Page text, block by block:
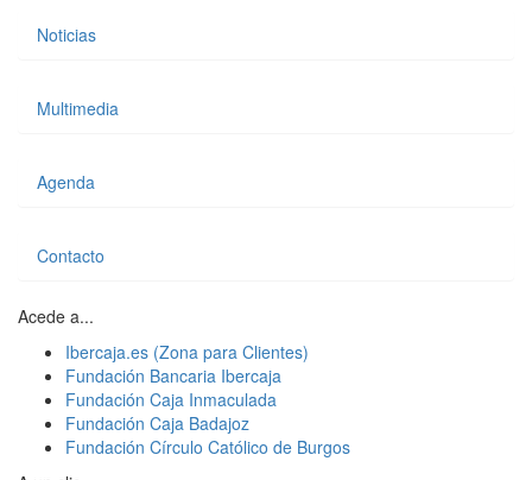
Noticias
Multimedia
Agenda
Contacto
Acede a...
Ibercaja.es (Zona para Clientes)
Fundación Bancaria Ibercaja
Fundación Caja Inmaculada
Fundación Caja Badajoz
Fundación Círculo Católico de Burgos